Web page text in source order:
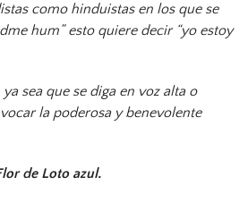
como hinduistas en los que se
hum” esto quiere decir “yo estoy
sea que se diga en voz alta o
la poderosa y benevolente
de Loto azul.